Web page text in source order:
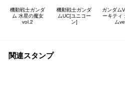
機動戦士ガンダ
ム 水星の魔女
vol.2
機動戦士ガンダ
ムUC[ユニコー
ン]
ガンダム
ーキティ
ム
関連スタンプ